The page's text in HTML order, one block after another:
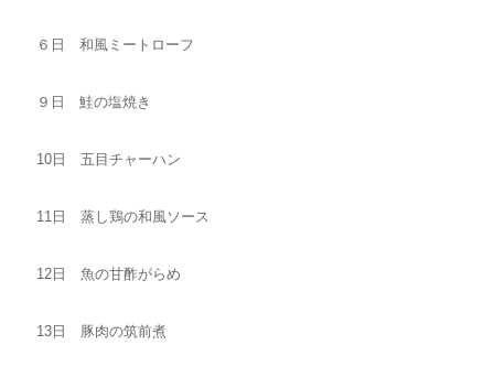
６日 和風ミートローフ
９日 鮭の塩焼き
10日 五目チャーハン
11日 蒸し鶏の和風ソース
12日 魚の甘酢がらめ
13日 豚肉の筑前煮